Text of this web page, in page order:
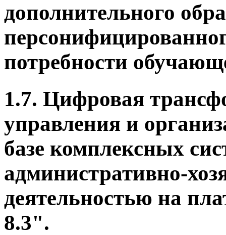
дополнительного
потребности
1.7. Цифровая
управления и
базе комплексных
административно-
деятельностью на
8.3".